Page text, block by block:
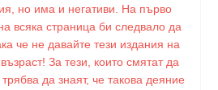
но има и негативи. На първо
всяка страница би следвало да
че не давайте тези издания на
За тези, които смятат да
да знаят, че такова деяние